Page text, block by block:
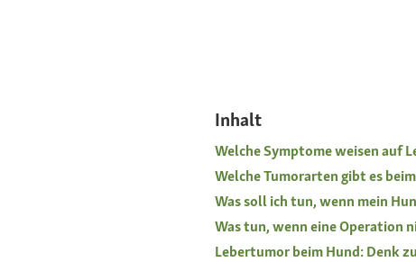
Inhalt
Welche Symptome weisen auf
Welche Tumorarten gibt es
Was soll ich tun, wenn mein
Was tun, wenn eine Operation
Lebertumor beim Hund: Denk